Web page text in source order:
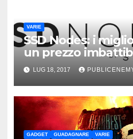
VARIE
SSD Nodes: i
un prezzo
LUG 18, 2017
GADGET GUADAGNARE VARIE